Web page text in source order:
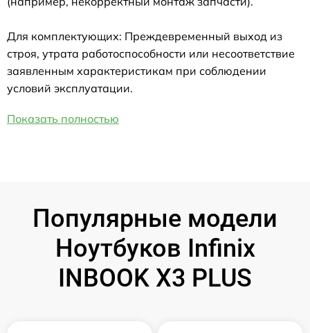
Для комплектующих: Преждевременный выход из
строя, утрата работоспособности или несоответствие
заявленным характеристикам при соблюдении
условий эксплуатации.
Показать полностью
Популярные модели
Ноутбуков Infinix
INBOOK X3 PLUS